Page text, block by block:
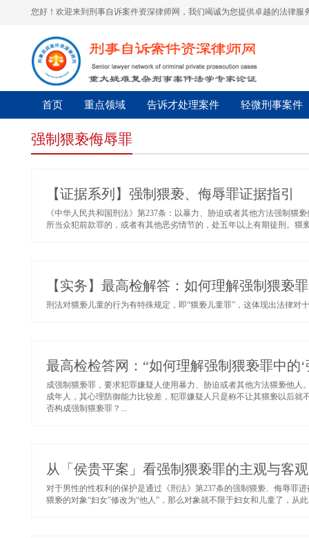
您好！欢迎来到刑事自诉案件资深律师网，我们竭诚为您提供卓越的法律服
首页 重点领域 告诉才处理案件 轻微刑事案件
强制猥亵侮辱罪
【证据系列】强制猥亵、侮辱罪证据指引
《中华人民共和国刑法》第237条：以暴力、胁迫或者其他方法强制
所当众犯前款罪的，或者有其他恶劣情节的，处五年以上有期徒刑。猥
【实务】最高检解答：如何理解强制猥亵
刑法对猥亵儿童的行为有特殊规定，即“猥亵儿童罪”，这体现出法律对
最高检检答网：“如何理解强制猥亵罪中的‘
成强制猥亵罪，要求犯罪嫌疑人使用暴力、胁迫或者其他方法猥亵他
成年人，其心理防御能力比较差，犯罪嫌疑人只是称不让其猥亵以后
否构成强制猥亵罪？...
从「侯贵平案」看强制猥亵罪的主观与客观
对于男性的性权利的保护是通过《刑法》第237条的强制猥亵、侮辱罪
猥亵的对象“妇女”修改为“他人”，那么对象就不限于妇女和儿童了，从